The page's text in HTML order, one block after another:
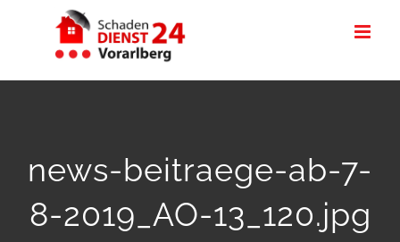
news-beitraege-ab-7-
8-2019_AO-13_120.jpg